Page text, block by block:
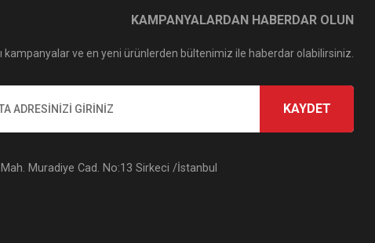
KAMPANYALARDAN HABERDAR OLUN
kampanyalar ve en yeni ürünlerden bültenimiz ile haberdar olabilirsiniz.
KAYDET
Muradiye Cad. No:13 Sirkeci /İstanbul